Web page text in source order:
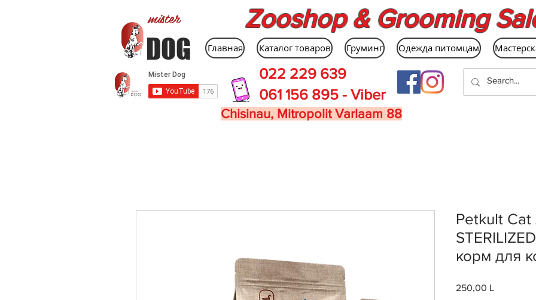
mister
DOG
Zooshop & Grooming
Главная Каталог товаров Груминг Одежда питомцам
022 229 639
061 156 895 - Viber
Chisinau, Mitropolit Varlaam 88
Petkult Cat
корм для
250,00 LЦена